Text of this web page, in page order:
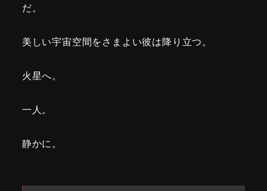
だ。
美しい宇宙空間をさまよい彼は降り立つ。
火星へ。
一人。
静かに。